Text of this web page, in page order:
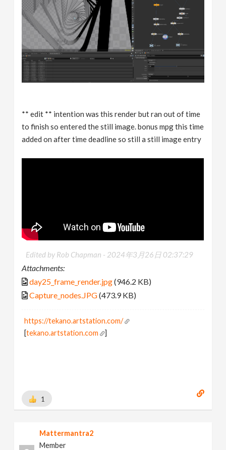
** edit ** intention was this render but ran out of time
to finish so entered the still image. bonus mpg this time
added on after time deadline so still a still image entry
Edited by Rob Chapman - 2024年3月26日 02:37:29
Attachments:
day25_frame_render.jpg(946.2 KB)
Capture_nodes.JPG(473.9 KB)
https://tekano.artstation.com/
[tekano.artstation.com ]
1
Mattermantra2
Member